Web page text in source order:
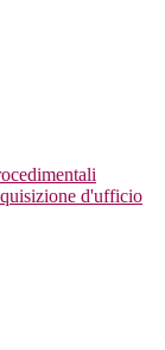
d'ufficio